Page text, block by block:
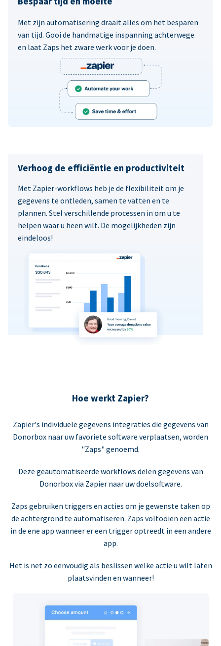
Met zijn automatisering draait alles om het besparen
van tijd. Gooi de handmatige inspanning achterwege
en laat Zaps het zware werk voor je doen.
Verhoog de efficiëntie en productiviteit
Met Zapier-workflows heb je de flexibiliteit om je
gegevens te ontleden, samen te vatten en te
plannen. Stel verschillende processen in om u te
helpen waar u heen wilt. De mogelijkheden zijn
eindeloos!
Hoe werkt Zapier?
Zapier's individuele gegevens integraties die gegevens van
Donorbox naar uw favoriete software verplaatsen, worden
"Zaps" genoemd.
Deze geautomatiseerde workflows delen gegevens van
Donorbox via Zapier naar uw doelsoftware.
Zaps gebruiken triggers en acties om je gewenste taken op
de achtergrond te automatiseren. Zaps voltooien een actie
in de ene app wanneer er een trigger optreedt in een andere
app.
Het is net zo eenvoudig als beslissen welke actie u wilt laten
plaatsvinden en wanneer!